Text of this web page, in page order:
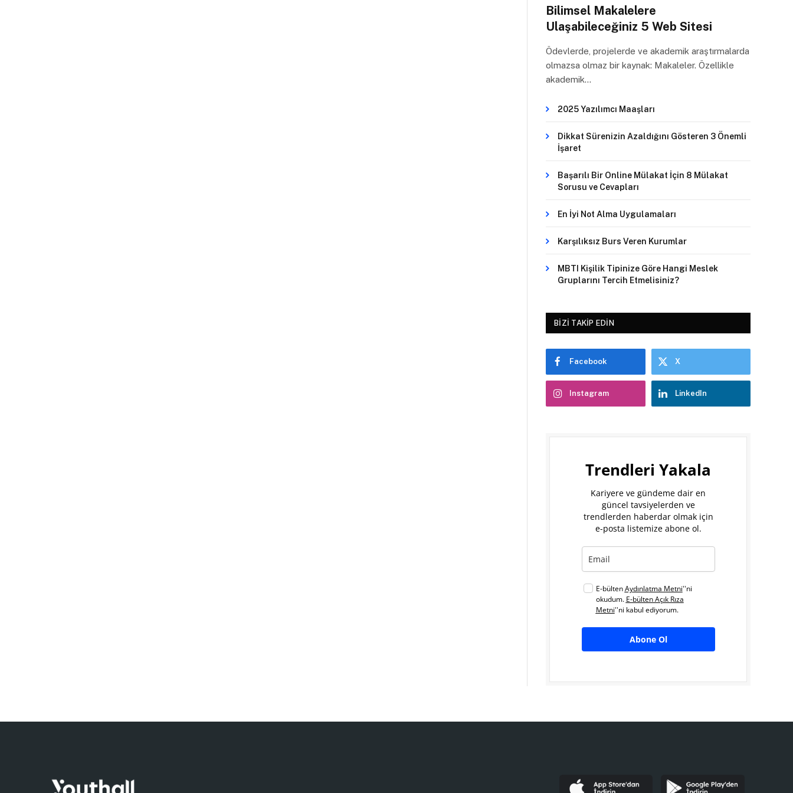
Bilimsel Makalelere
Ulaşabileceğiniz 5 Web Sitesi
Ödevlerde, projelerde ve akademik araştırmalarda
olmazsa olmaz bir kaynak: Makaleler. Özellikle
akademik…
2025 Yazılımcı Maaşları
Dikkat Sürenizin Azaldığını Gösteren 3 Önemli
İşaret
Başarılı Bir Online Mülakat İçin 8 Mülakat
Sorusu ve Cevapları
En İyi Not Alma Uygulamaları
Karşılıksız Burs Veren Kurumlar
MBTI Kişilik Tipinize Göre Hangi Meslek
Gruplarını Tercih Etmelisiniz?
BIZI TAKIP EDIN
Facebook X
Instagram LinkedIn
Trendleri Yakala
Kariyere ve gündeme dair en
güncel tavsiyelerden ve
trendlerden haberdar olmak için
e-posta listemize abone ol.
E-bültenAydınlatma Metni''ni
okudum. E-bülten Açık Rıza
Metni''ni kabul ediyorum.
Abone Ol